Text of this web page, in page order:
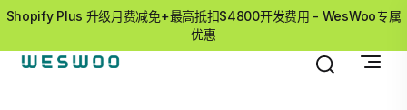
Shopify Plus 升级月费减免+最高抵扣$4800开发费用 - WesWoo专属
优惠